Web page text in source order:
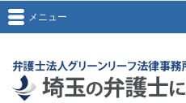
メニュー